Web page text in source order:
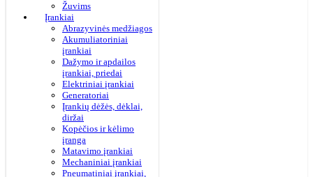
Žuvims
Įrankiai
Abrazyvinės medžiagos
Akumuliatoriniai
įrankiai
Dažymo ir apdailos
įrankiai, priedai
Elektriniai įrankiai
Generatoriai
Įrankių dėžės, dėklai,
diržai
Kopėčios ir kėlimo
įranga
Matavimo įrankiai
Mechaniniai įrankiai
Pneumatiniai įrankiai,